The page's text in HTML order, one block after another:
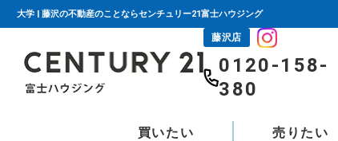
大学 | 藤沢の不動産のことならセンチュリー21富士ハウジング
藤沢店
0120-158-
380
買いたい 売りたい